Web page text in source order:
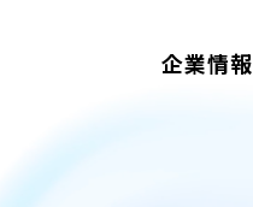
企業情報